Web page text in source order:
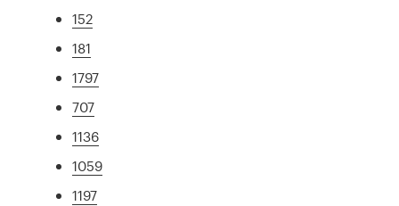
152
181
1797
707
1136
1059
1197